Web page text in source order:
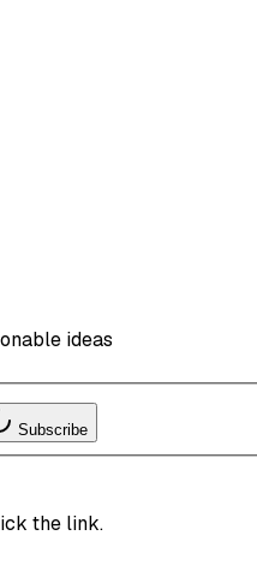
ideas
Subscribe
the link.